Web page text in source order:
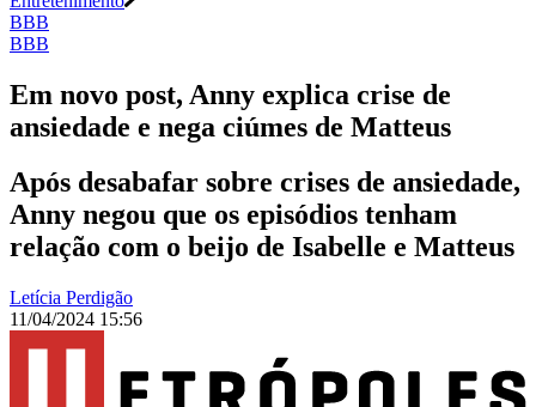
BBB
BBB
Em novo post, Anny explica crise de
ansiedade e nega ciúmes de Matteus
Após desabafar sobre crises de ansiedade,
Anny negou que os episódios tenham
relação com o beijo de Isabelle e Matteus
Letícia Perdigão
11/04/2024 15:56